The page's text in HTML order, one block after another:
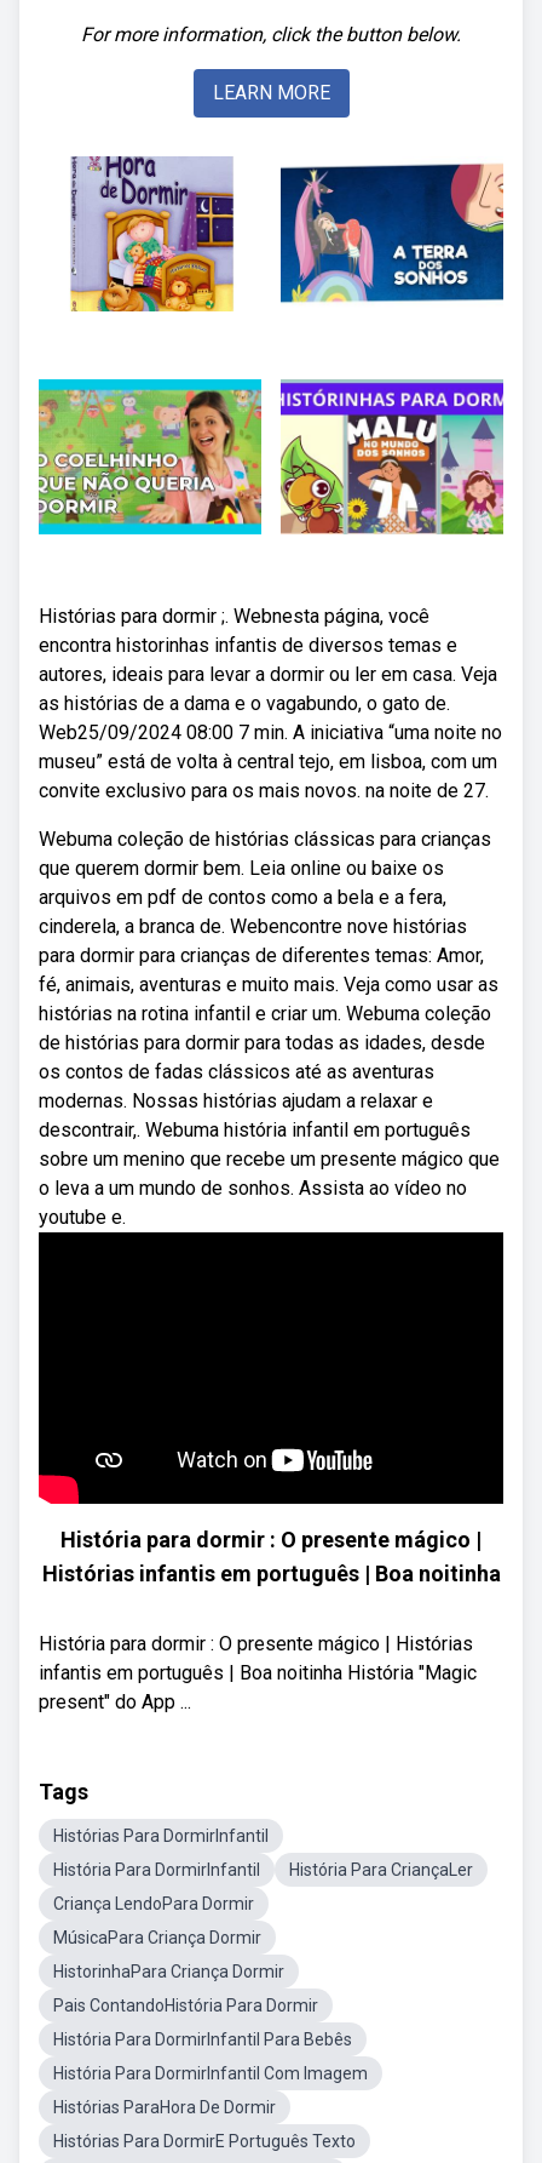
For more information, click the button below.
LEARN MORE
Histórias para dormir ;. Webnesta página, você
encontra historinhas infantis de diversos temas e
autores, ideais para levar a dormir ou ler em casa. Veja
as histórias de a dama e o vagabundo, o gato de.
Web25/09/2024 08:00 7 min. A iniciativa “uma noite no
museu” está de volta à central tejo, em lisboa, com um
convite exclusivo para os mais novos. na noite de 27.
Webuma coleção de histórias clássicas para crianças
que querem dormir bem. Leia online ou baixe os
arquivos em pdf de contos como a bela e a fera,
cinderela, a branca de. Webencontre nove histórias
para dormir para crianças de diferentes temas: Amor,
fé, animais, aventuras e muito mais. Veja como usar as
histórias na rotina infantil e criar um. Webuma coleção
de histórias para dormir para todas as idades, desde
os contos de fadas clássicos até as aventuras
modernas. Nossas histórias ajudam a relaxar e
descontrair,. Webuma história infantil em português
sobre um menino que recebe um presente mágico que
o leva a um mundo de sonhos. Assista ao vídeo no
youtube e.
História para dormir : O presente mágico |
Histórias infantis em português | Boa noitinha
História para dormir : O presente mágico | Histórias
infantis em português | Boa noitinha História "Magic
present" do App ...
Tags
Histórias Para DormirInfantil
História Para DormirInfantil
História Para CriançaLer
Criança LendoPara Dormir
MúsicaPara Criança Dormir
HistorinhaPara Criança Dormir
Pais ContandoHistória Para Dormir
História Para DormirInfantil Para Bebês
História Para DormirInfantil Com Imagem
Histórias ParaHora De Dormir
Histórias Para DormirE Português Texto